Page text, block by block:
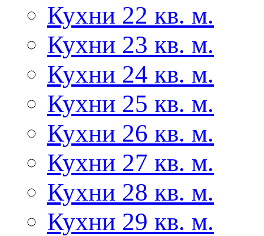
Кухни 22 кв. м.
Кухни 23 кв. м.
Кухни 24 кв. м.
Кухни 25 кв. м.
Кухни 26 кв. м.
Кухни 27 кв. м.
Кухни 28 кв. м.
Кухни 29 кв. м.